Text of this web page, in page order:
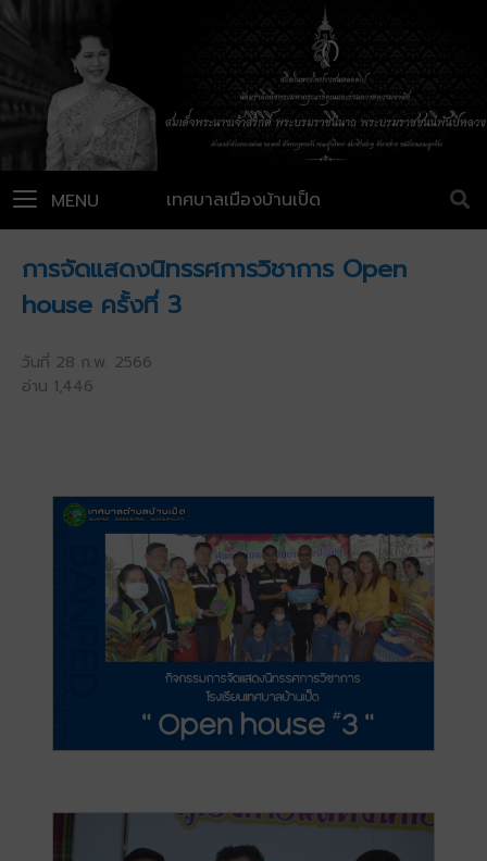
เทศบาลเมืองบ้านเป็ด
MENU
การจัดแสดงนิทรรศการวิชาการ Open
house ครั้งที่ 3
วันที่ 28 ก.พ. 2566
อ่าน 1,446